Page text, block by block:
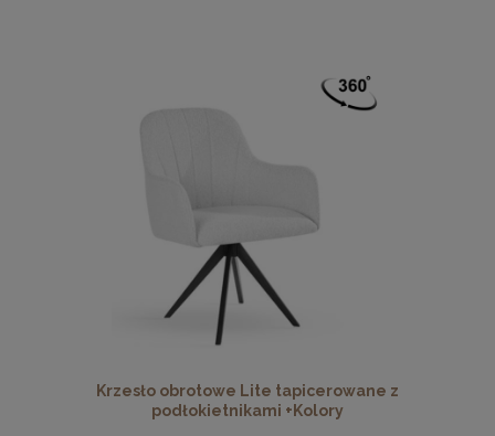
Krzesło obrotowe Lite tapicerowane z
podłokietnikami +Kolory